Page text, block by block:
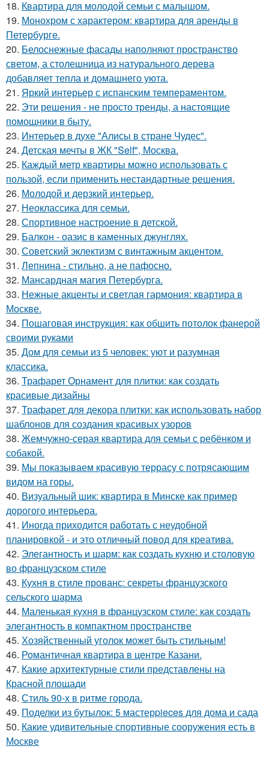
18. Квартира для молодой семьи с малышом.
19. Монохром с характером: квартира для аренды в
Петербурге.
20. Белоснежные фасады наполняют пространство
светом, а столешница из натурального дерева
добавляет тепла и домашнего уюта.
21. Яркий интерьер с испанским темпераментом.
22. Эти решения - не просто тренды, а настоящие
помощники в быту.
23. Интерьер в духе "Алисы в стране Чудес".
24. Детская мечты в ЖК "Self", Москва.
25. Каждый метр квартиры можно использовать с
пользой, если применить нестандартные решения.
26. Молодой и дерзкий интерьер.
27. Неоклассика для семьи.
28. Спортивное настроение в детской.
29. Балкон - оазис в каменных джунглях.
30. Советский эклектизм с винтажным акцентом.
31. Лепнина - стильно, а не пафосно.
32. Мансардная магия Петербурга.
33. Нежные акценты и светлая гармония: квартира в
Москве.
34. Пошаговая инструкция: как обшить потолок фанерой
своими руками
35. Дом для семьи из 5 человек: уют и разумная
классика.
36. Трафарет Орнамент для плитки: как создать
красивые дизайны
37. Трафарет для декора плитки: как использовать набор
шаблонов для создания красивых узоров
38. Жемчужно-серая квартира для семьи с ребёнком и
собакой.
39. Мы показываем красивую террасу с потрясающим
видом на горы.
40. Визуальный шик: квартира в Минске как пример
дорогого интерьера.
41. Иногда приходится работать с неудобной
планировкой - и это отличный повод для креатива.
42. Элегантность и шарм: как создать кухню и столовую
во французском стиле
43. Кухня в стиле прованс: секреты французского
сельского шарма
44. Маленькая кухня в французском стиле: как создать
элегантность в компактном пространстве
45. Хозяйственный уголок может быть стильным!
46. Романтичная квартира в центре Казани.
47. Какие архитектурные стили представлены на
Красной площади
48. Стиль 90-х в ритме города.
49. Поделки из бутылок: 5 мастерpieces для дома и сада
50. Какие удивительные спортивные сооружения есть в
Москве